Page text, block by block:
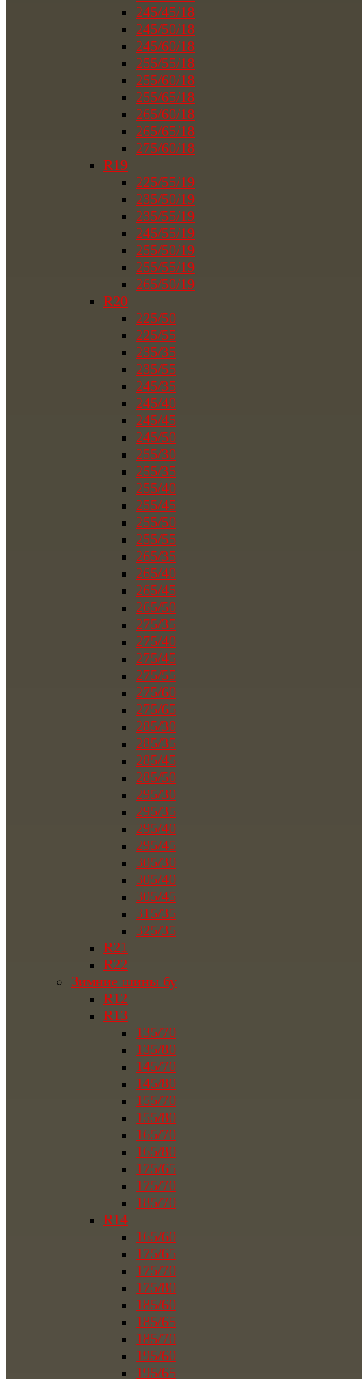
245/45/18
245/50/18
245/60/18
255/55/18
255/60/18
255/65/18
265/60/18
265/65/18
275/60/18
R19
225/55/19
235/50/19
235/55/19
245/55/19
255/50/19
255/55/19
265/50/19
R20
225/50
225/55
235/35
235/55
245/35
245/40
245/45
245/50
255/30
255/35
255/40
255/45
255/50
255/55
265/35
265/40
265/45
265/50
275/35
275/40
275/45
275/55
275/60
275/65
285/30
285/35
285/45
285/50
295/30
295/35
295/40
295/45
305/30
305/40
305/45
315/35
325/35
R21
R22
Зимние шины бу
R12
R13
135/70
135/80
145/70
145/80
155/70
155/80
165/70
165/80
175/65
175/70
185/70
R14
165/60
175/65
175/70
175/80
185/60
185/65
185/70
195/60
195/65